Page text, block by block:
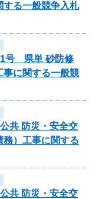
する一般競争入札
1号 県単 砂防修
事に関する一般競
共 防災・安全交
）工事に関する
共 防災・安全交